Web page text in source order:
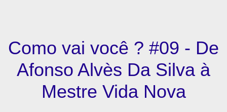
Como vai você ? #09 - De
Afonso Alvès Da Silva à
Mestre Vida Nova